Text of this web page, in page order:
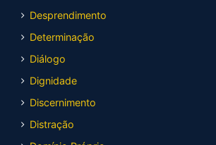
Desprendimento
Determinação
Diálogo
Dignidade
Discernimento
Distração